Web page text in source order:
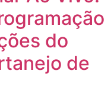
do
de